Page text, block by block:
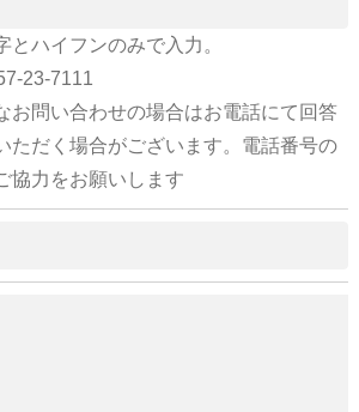
とハイフンのみで入力。
23-7111
お問い合わせの場合はお電話にて回答
ただく場合がございます。電話番号の
協力をお願いします